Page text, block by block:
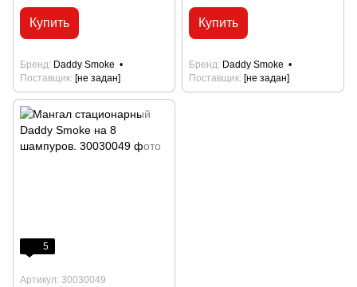
Купить
Бренд Daddy Smoke
Поставщик [не задан]
Купить
Бренд Daddy Smoke
Поставщик [не задан]
5
Артикул: 30030049